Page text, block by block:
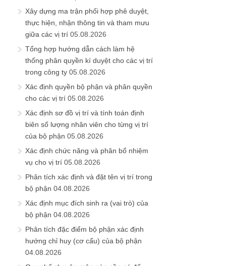
Xây dựng ma trận phối hợp phê duyệt,
thực hiện, nhận thông tin và tham mưu
giữa các vị trí 05.08.2026
Tổng hợp hướng dẫn cách làm hệ
thống phân quyền kí duyệt cho các vị trí
trong công ty 05.08.2026
Xác định quyền bộ phận và phân quyền
cho các vị trí 05.08.2026
Xác định sơ đồ vị trí và tính toán định
biên số lượng nhân viên cho từng vị trí
của bộ phận 05.08.2026
Xác định chức năng và phân bổ nhiệm
vụ cho vị trí 05.08.2026
Phân tích xác định và đặt tên vị trí trong
bộ phận 04.08.2026
Xác định mục đích sinh ra (vai trò) của
bộ phận 04.08.2026
Phân tích đặc điểm bộ phận xác định
hướng chỉ huy (cơ cấu) của bộ phận
04.08.2026